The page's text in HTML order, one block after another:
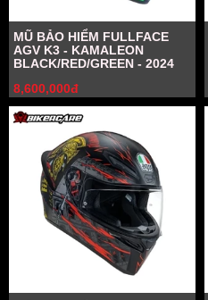
MŨ BẢO HIỂM FULLFACE
AGV K3 - KAMALEON
BLACK/RED/GREEN - 2024
8,600,000đ